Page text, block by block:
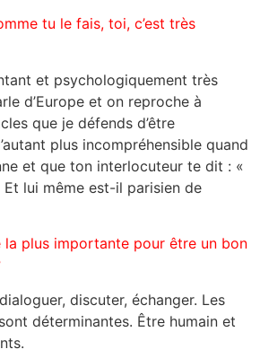
tu le fais, toi, c’est très
et psychologiquement très
d’Europe et on reproche à
que je défends d’être
plus incompréhensible quand
et que ton interlocuteur te dit : «
Et lui même est-il parisien de
la plus importante pour être un bon
discuter, échanger. Les
déterminantes. Être humain et